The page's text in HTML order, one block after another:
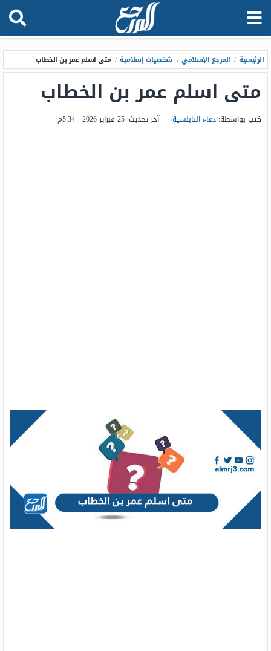
الرئيسية / المرجع الإسلامي ، شخصيات إسلامية / متى اسلم عمر بن الخطاب
متى اسلم عمر بن الخطاب
كتب بواسطة: دعاء النابلسية – آخر تحديث: 25 فبراير 2026 - 5:34م